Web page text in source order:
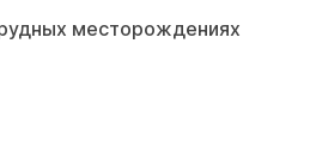
месторождениях